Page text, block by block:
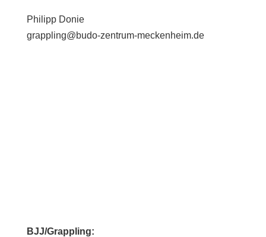
Philipp Donie
grappling@budo-zentrum-meckenheim.de
BJJ/Grappling: